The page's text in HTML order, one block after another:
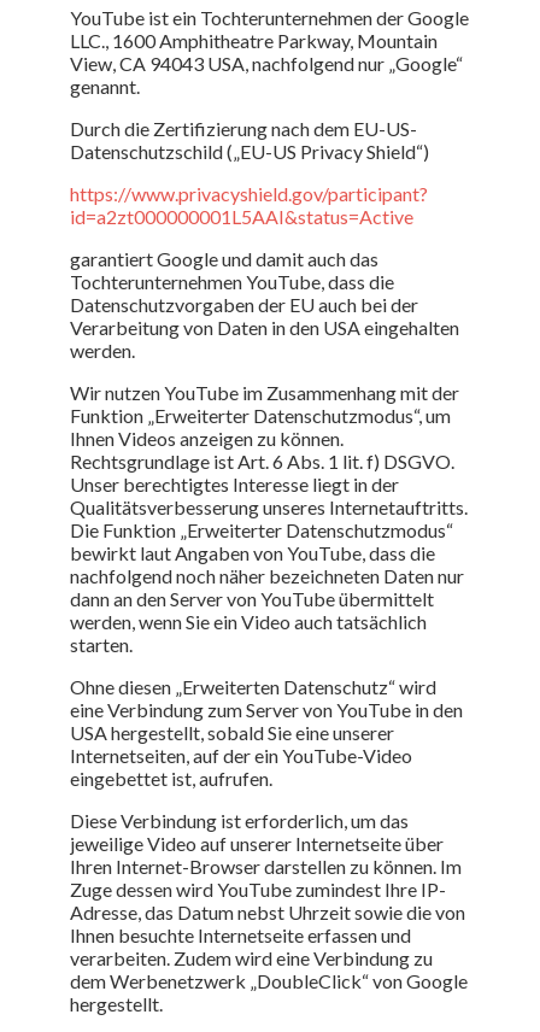
YouTube ist ein Tochterunternehmen der Google
LLC., 1600 Amphitheatre Parkway, Mountain
View, CA 94043 USA, nachfolgend nur „Google“
genannt.
Durch die Zertifizierung nach dem EU-US-
Datenschutzschild („EU-US Privacy Shield“)
https://www.privacyshield.gov/participant?
id=a2zt000000001L5AAI&status=Active
garantiert Google und damit auch das
Tochterunternehmen YouTube, dass die
Datenschutzvorgaben der EU auch bei der
Verarbeitung von Daten in den USA eingehalten
werden.
Wir nutzen YouTube im Zusammenhang mit der
Funktion „Erweiterter Datenschutzmodus“, um
Ihnen Videos anzeigen zu können.
Rechtsgrundlage ist Art. 6 Abs. 1 lit. f) DSGVO.
Unser berechtigtes Interesse liegt in der
Qualitätsverbesserung unseres Internetauftritts.
Die Funktion „Erweiterter Datenschutzmodus“
bewirkt laut Angaben von YouTube, dass die
nachfolgend noch näher bezeichneten Daten nur
dann an den Server von YouTube übermittelt
werden, wenn Sie ein Video auch tatsächlich
starten.
Ohne diesen „Erweiterten Datenschutz“ wird
eine Verbindung zum Server von YouTube in den
USA hergestellt, sobald Sie eine unserer
Internetseiten, auf der ein YouTube-Video
eingebettet ist, aufrufen.
Diese Verbindung ist erforderlich, um das
jeweilige Video auf unserer Internetseite über
Ihren Internet-Browser darstellen zu können. Im
Zuge dessen wird YouTube zumindest Ihre IP-
Adresse, das Datum nebst Uhrzeit sowie die von
Ihnen besuchte Internetseite erfassen und
verarbeiten. Zudem wird eine Verbindung zu
dem Werbenetzwerk „DoubleClick“ von Google
hergestellt.